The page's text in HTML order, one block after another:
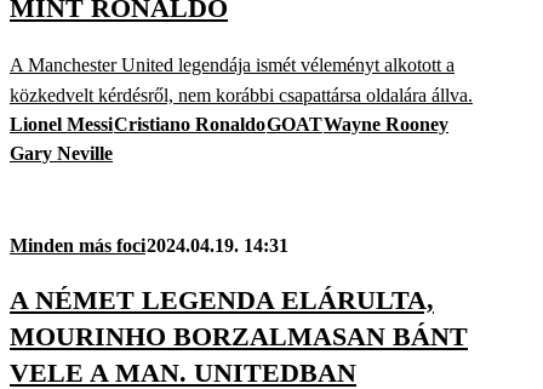
MINT RONALDO
A Manchester United legendája ismét véleményt alkotott a
közkedvelt kérdésről, nem korábbi csapattársa oldalára állva.
Lionel MessiCristiano RonaldoGOATWayne Rooney
Gary Neville
Minden más foci2024.04.19. 14:31
A NÉMET LEGENDA ELÁRULTA,
MOURINHO BORZALMASAN BÁNT
VELE A MAN. UNITEDBAN